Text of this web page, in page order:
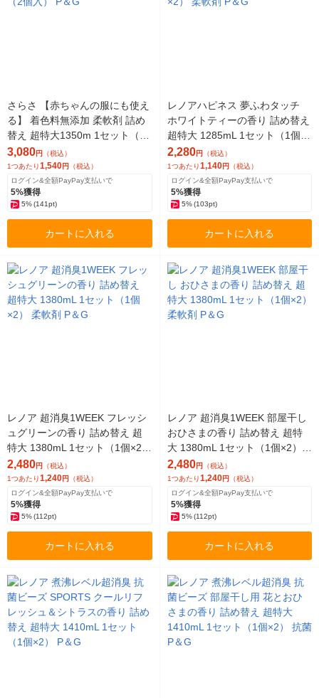
さらさ 【赤ちゃんの服にも使え
る】 着色料無添加 柔軟剤 詰め
替え 超特大1350m 1セット（2
個入） P＆G
3,080円 （税込）
1つあたり1,540円 （税込）
ログイン&全額PayPay支払いで
5%獲得
5%(141pt)
カートに入れる
レノアハピネス 夢ふわタッチ
ホワイトティーの香り 詰め替え
超特大 1285mL 1セット（1個×
2） 柔軟剤 P＆G
2,280円 （税込）
1つあたり1,140円 （税込）
ログイン&全額PayPay支払いで
5%獲得
5% (103pt)
カートに入れる
レノア 超消臭1WEEK フレッシ
ュグリーンの香り 詰め替え 超
特大 1380mL 1セット（1個×2）
柔軟剤 P＆G
2,480円 （税込）
1つあたり1,240円 （税込）
ログイン&全額PayPay支払いで
5%獲得
5%(112pt)
カートに入れる
レノア 超消臭1WEEK 部屋干し
おひさまの香り 詰め替え 超特
大 1380mL 1セット（1個×2）
柔軟剤 P＆G
2,480円 （税込）
1つあたり1,240円 （税込）
ログイン&全額PayPay支払いで
5%獲得
5% (112pt)
カートに入れる